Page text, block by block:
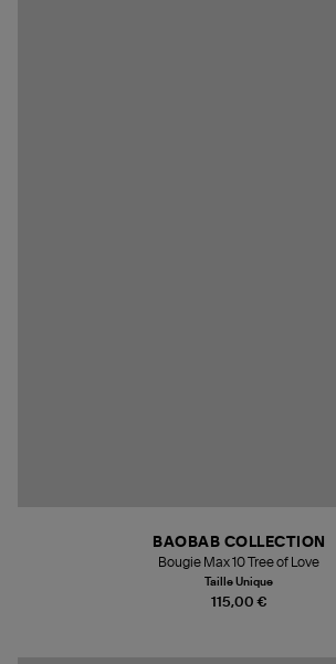
115,00 €
BAOBAB COLLECTION
Bougie Max 10 Tree of Love
Taille Unique